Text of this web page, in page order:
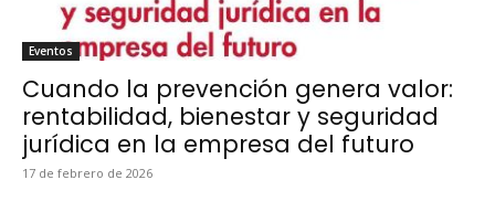
Even­tos
Cuando la prevención genera valor:
rentabilidad, bienestar y seguridad
jurídica en la empresa del futuro
17 de febrero de 2026